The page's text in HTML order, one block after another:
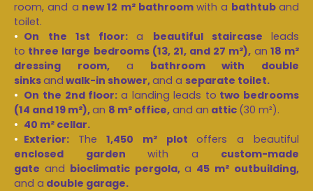
room, and a new 12 m² bathroomwith a bathtuband
toilet.
On the 1st floor:a beautiful staircaseleads
to three large bedrooms (13, 21, and 27 m²), an 18 m²
dressing room,a bathroom with double
sinksand walk-in shower,and a separate toilet.
On the 2nd floor: a landing leads to two bedrooms
(14 and 19 m²),an 8 m² office, and an attic (30 m²).
40 m² cellar.
Exterior: The 1,450 m² plotoffers a beautiful
enclosed garden with a custom-made
gate and bioclimatic pergola,a 45 m² outbuilding,
and a double garage.